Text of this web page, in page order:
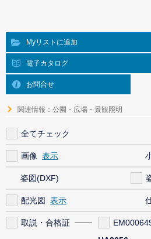
Myリストに追加
電子カタログ
お問合せ
関連情報：公園・広場・景観照明
全てチェック
画像
姿図(DXF)
配光図
取説・合格証